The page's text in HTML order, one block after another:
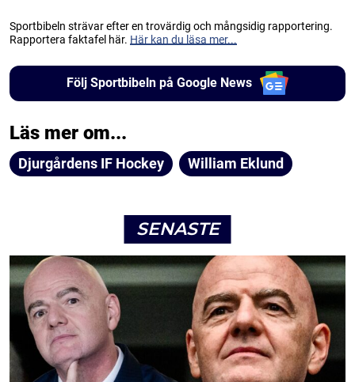
Sportbibeln strävar efter en trovärdig och mångsidig rapportering.
Rapportera faktafel här. Här kan du läsa mer...
Följ Sportbibeln på Google News
Läs mer om...
Djurgårdens IF Hockey William Eklund
SENASTE